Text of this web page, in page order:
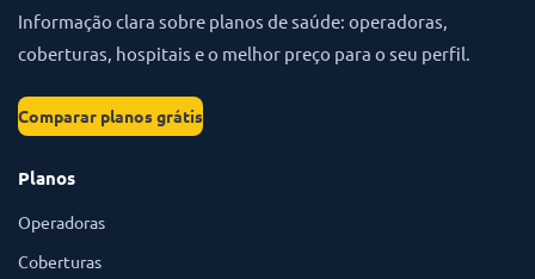
Informação clara sobre planos de saúde: operadoras,
coberturas, hospitais e o melhor preço para o seu perfil.
Comparar planos grátis
Planos
Operadoras
Coberturas